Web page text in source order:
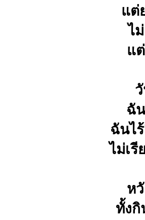
แต่
ไ
แ
ฉั
ฉันไ
ไม่เ
ห
ทั้ง